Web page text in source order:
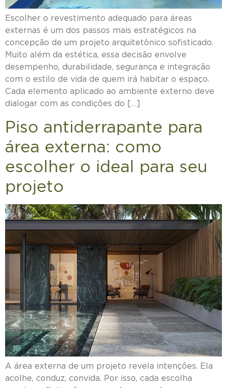
Escolher o revestimento adequado para áreas
externas é um dos passos mais estratégicos na
concepção de um projeto arquitetônico sofisticado.
Muito além da estética, essa decisão envolve
desempenho, durabilidade, segurança e integração
com o estilo de vida de quem irá habitar o espaço.
Cada elemento aplicado ao ambiente externo deve
dialogar com as condições do […]
Piso antiderrapante para
área externa: como
escolher o ideal para seu
projeto
A área externa de um projeto revela intenções. Ela
acolhe, conduz, convida. Por isso, cada escolha